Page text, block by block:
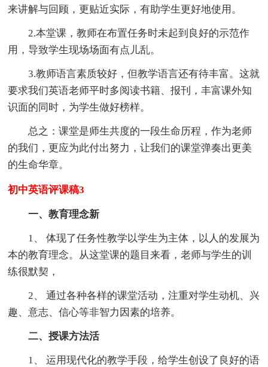
来讲解与回顾，更贴近实际，有助学生更好地使用。
2.本堂课，教师在布置任务时未起到良好的示范作
用，导致学生现场场面有点儿乱。
3.教师语言素质较好，但教学语言还有待丰富。这就
要求我们英语老师平时多阅读书籍、报刊，丰富课外知
识面的同时，为学生做好榜样。
总之：课堂是师生共度的一段生命历程，作为老师
的我们，更应为此付出努力，让我们的课堂弹奏出更美
的生命华章。
初中英语评课稿3
一、教育理念新
1、 体现了任务性教学以学生为主体，以人的发展为
本的教育理念。从这堂课的题目来看，老师与学生的训
练很默契，
2、 通过各种各样的课堂活动，注重对学生动机、兴
趣、意志、信心等非智力因素的培养。
二、授课方法活
1、 运用现代化的教学手段，给学生创设了良好的语